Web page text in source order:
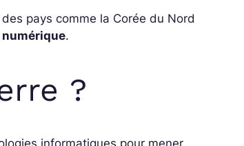
pays comme la Corée du Nord
.
?
informatiques pour mener